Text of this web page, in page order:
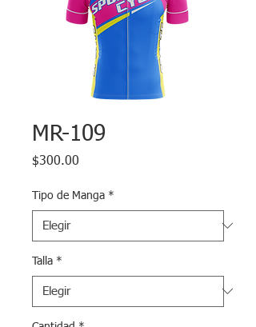
MR-109
$300.00
Tipo de Manga *
Talla *